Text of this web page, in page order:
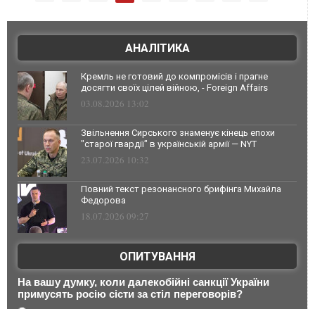
АНАЛІТИКА
Кремль не готовий до компромісів і прагне
досягти своїх цілей війною, - Foreign Affairs
03.08.2026 13:02
Звільнення Сирського знаменує кінець епохи
"старої гвардії" в українській армії — NYT
23.07.2026 10:32
Повний текст резонансного брифінга Михайла
Федорова
18.07.2026 09:27
ОПИТУВАННЯ
На вашу думку, коли далекобійні санкції України
примусять росію сісти за стіл переговорів?